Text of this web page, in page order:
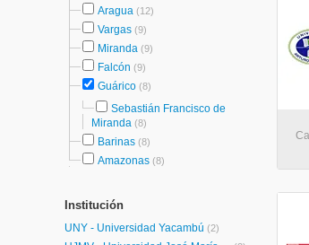
Aragua (12)
Vargas (9)
Miranda (9)
Falcón (9)
Guárico (8)
Sebastián Francisco de
Miranda (8)
Barinas (8)
Amazonas (8)
Institución
UNY - Universidad Yacambú (2)